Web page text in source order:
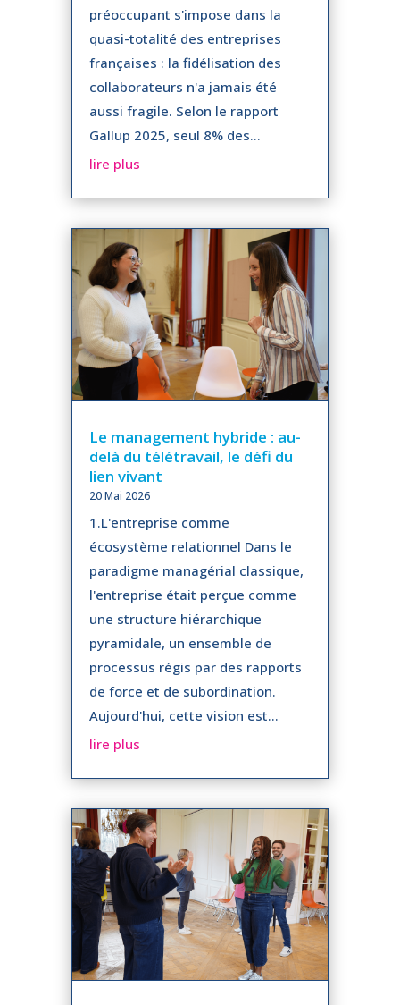
préoccupant s'impose dans la
quasi-totalité des entreprises
françaises : la fidélisation des
collaborateurs n'a jamais été
aussi fragile. Selon le rapport
Gallup 2025, seul 8% des...
lire plus
Le management hybride : au-
delà du télétravail, le défi du
lien vivant
20 Mai 2026
1.L'entreprise comme
écosystème relationnel Dans le
paradigme managérial classique,
l'entreprise était perçue comme
une structure hiérarchique
pyramidale, un ensemble de
processus régis par des rapports
de force et de subordination.
Aujourd'hui, cette vision est...
lire plus